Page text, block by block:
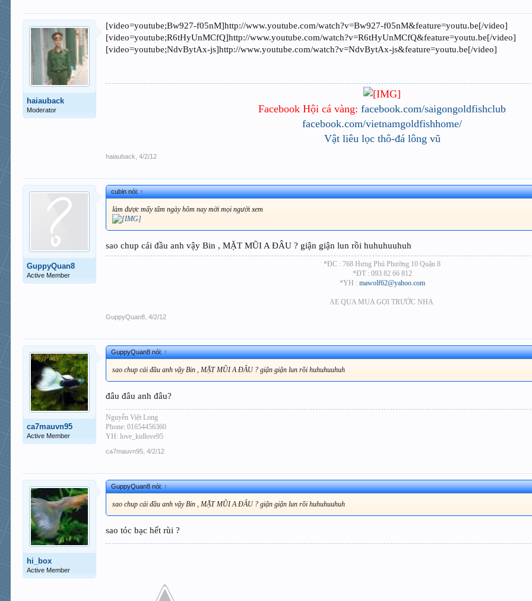
haiauback
Moderator
[video=youtube;Bw927-f05nM]http://www.youtube.com/watch?v=Bw927-f05nM&feature=youtu.be[/video]
[video=youtube;R6tHyUnMCfQ]http://www.youtube.com/watch?v=R6tHyUnMCfQ&feature=youtu.be[/video]
[video=youtube;NdvBytAx-js]http://www.youtube.com/watch?v=NdvBytAx-js&feature=youtu.be[/video]
Facebook Hội cá vàng: facebook.com/saigongoldfishclub
facebook.com/vietnamgoldfishhome/
Vật liêu lọc thô-đá lông vũ
haiauback 4/2/12
GuppyQuan8
Active Member
cubin nói:↑
làm được mấy tấm ngày hôm nay mời mọi người xem
sao chup cái đầu anh vậy Bin , MẶT MŨI A ĐÂU ? giận giận lun rồi huhuhuuhuh
*ĐC : 768 Hưng Phú Phường 10 Quận 8
*ĐT : 093 82 66 812
*YH : mawolf62@yahoo.com
AE QUA MUA GỌI TRƯỚC NHA ​
GuppyQuan8 4/2/12
ca7mauvn95
Active Member
GuppyQuan8 nói:↑
sao chup cái đầu anh vậy Bin , MẶT MŨI A ĐÂU ? giận giận lun rồi huhuhuuhuh
đâu đâu anh đâu?
Nguyễn Việt Long
Phone: 01654456360
YH: love_kidlove95
ca7mauvn95 4/2/12
hi_box
Active Member
GuppyQuan8 nói:↑
sao chup cái đầu anh vậy Bin , MẶT MŨI A ĐÂU ? giận giận lun rồi huhuhuuhuh
sao tóc bạc hết rùi ?